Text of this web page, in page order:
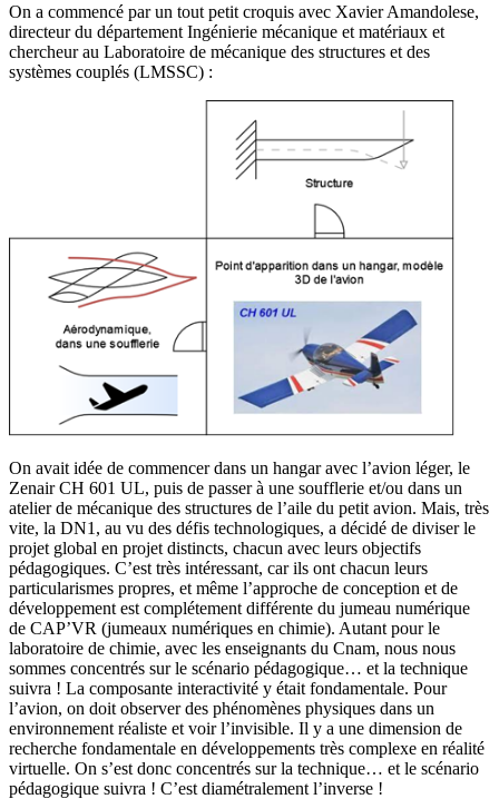
On a commencé par un tout petit croquis avec Xavier Amandolese,
directeur du département Ingénierie mécanique et matériaux et
chercheur au Laboratoire de mécanique des structures et des
systèmes couplés (LMSSC) :
On avait idée de commencer dans un hangar avec l’avion léger, le
Zenair CH 601 UL, puis de passer à une soufflerie et/ou dans un
atelier de mécanique des structures de l’aile du petit avion. Mais, très
vite, la DN1, au vu des défis technologiques, a décidé de diviser le
projet global en projet distincts, chacun avec leurs objectifs
pédagogiques. C’est très intéressant, car ils ont chacun leurs
particularismes propres, et même l’approche de conception et de
développement est complétement différente du jumeau numérique
de CAP’VR (jumeaux numériques en chimie). Autant pour le
laboratoire de chimie, avec les enseignants du Cnam, nous nous
sommes concentrés sur le scénario pédagogique… et la technique
suivra ! La composante interactivité y était fondamentale. Pour
l’avion, on doit observer des phénomènes physiques dans un
environnement réaliste et voir l’invisible. Il y a une dimension de
recherche fondamentale en développements très complexe en réalité
virtuelle. On s’est donc concentrés sur la technique… et le scénario
pédagogique suivra ! C’est diamétralement l’inverse !